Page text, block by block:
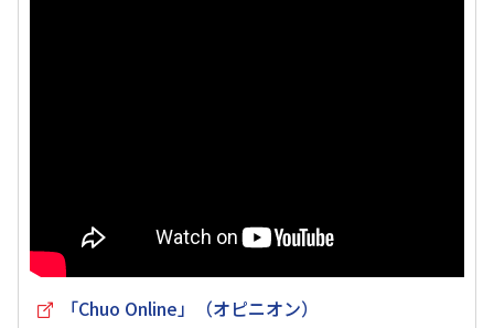
「Chuo Online」（オピニオン）